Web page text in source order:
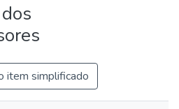
item simplificado